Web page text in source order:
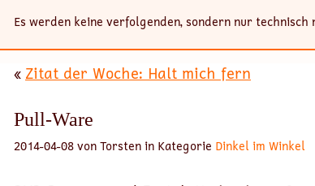
Es werden keine verfolgenden, sondern nur technisch
« Zitat der Woche: Halt mich fern
Pull-Ware
2014-04-08 von Torsten in Kategorie Dinkel im Winkel